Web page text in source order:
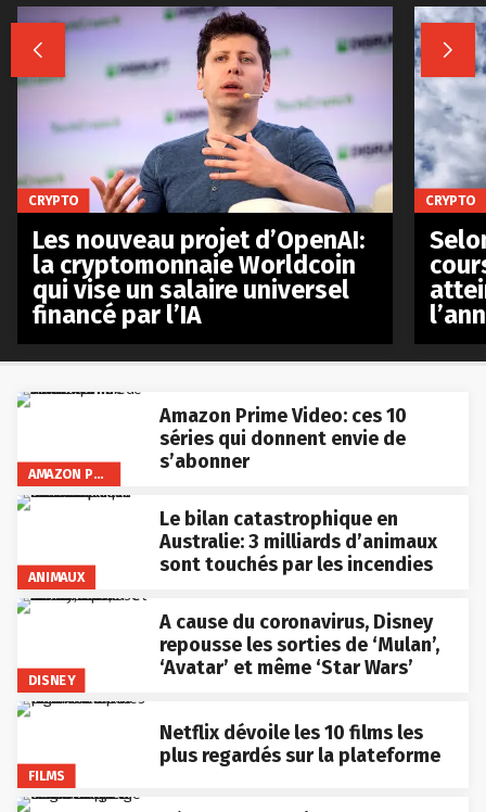
AMAZON PRIME VIDEO
Amazon Prime Video: ces 10
séries qui donnent envie de
s’abonner
ANIMAUX
Le bilan catastrophique en
Australie: 3 milliards d’animaux
sont touchés par les incendies
DISNEY
A cause du coronavirus, Disney
repousse les sorties de ‘Mulan’,
‘Avatar’ et même ‘Star Wars’
FILMS
Netflix dévoile les 10 films les
plus regardés sur la plateforme
 
CRYPTO
Les nouveau projet d’OpenAI:
la cryptomonnaie Worldcoin
qui vise un salaire universel
financé par l’IA
CRYPTO